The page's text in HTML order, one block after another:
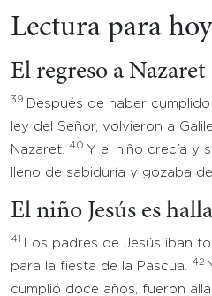
Lectura para hoy
El regreso a Nazaret
39
Después de haber
ley del Señor, volvieron a
Nazaret.
40 Y el niño crecía y
lleno de sabiduría y gozaba
El niño Jesús es
41
Los padres de Jesús iban
para la fiesta de la Pascua.
42
cumplió doce años, fueron